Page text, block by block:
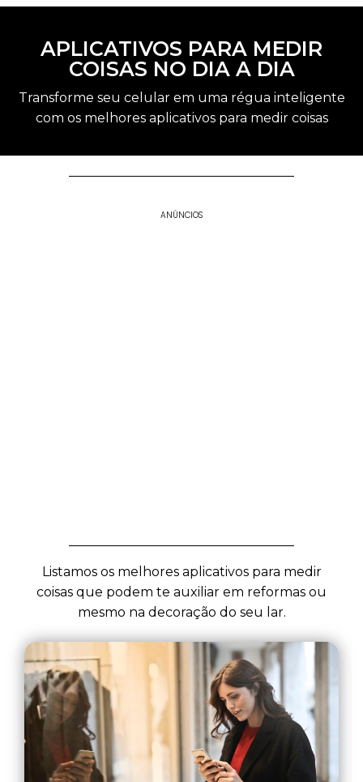
APLICATIVOS PARA MEDIR
COISAS NO DIA A DIA
Transforme seu celular em uma régua inteligente
com os melhores aplicativos para medir coisas
ANÚNCIOS
Listamos os melhores aplicativos para medir
coisas que podem te auxiliar em reformas ou
mesmo na decoração do seu lar.